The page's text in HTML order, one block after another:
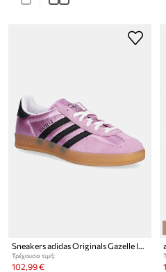
Sneakers adidas Originals Gazelle Indoor W
Τρέχουσα τιμή:
102,99 €